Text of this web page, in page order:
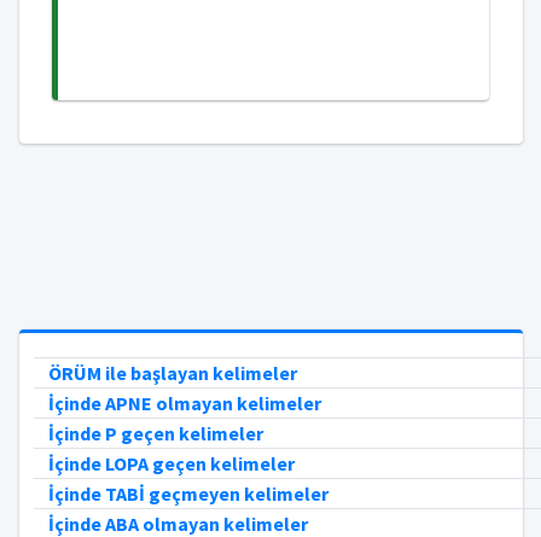
ÖRÜM ile başlayan kelimeler
İçinde APNE olmayan kelimeler
İçinde P geçen kelimeler
İçinde LOPA geçen kelimeler
İçinde TABİ geçmeyen kelimeler
İçinde ABA olmayan kelimeler